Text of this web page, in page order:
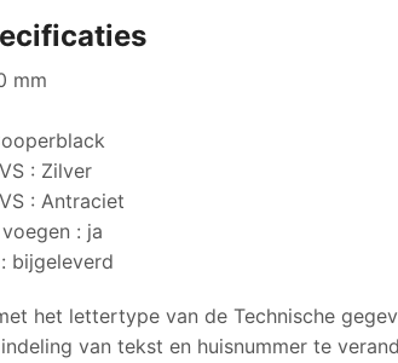
mm
: Zilver
: Antraciet
: ja
bijgeleverd
het lettertype van de Technische
van tekst en huisnummer te